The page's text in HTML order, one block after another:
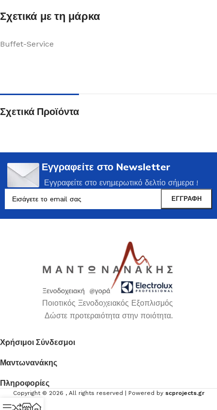
Σχετικά με τη μάρκα
Buffet-Service
Σχετικά Προϊόντα
Εγγραφείτε στο Newsletter
Εγγραφείτε στο ενημερωτικό δελτίο σήμερα !
Ποιοτικός Ξενοδοχειακός Εξοπλισμός
Δώστε προτεραιότητα στην ποιότητα.
Χρήσιμοι Σύνδεσμοι
Μαντωνανάκης
Πληροφορίες
Copyright © 2026 , All rights reserved | Powered by scprojects.gr